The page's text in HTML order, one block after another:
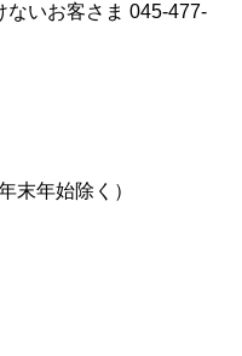
いお客さま 045-477-
末年始除く）